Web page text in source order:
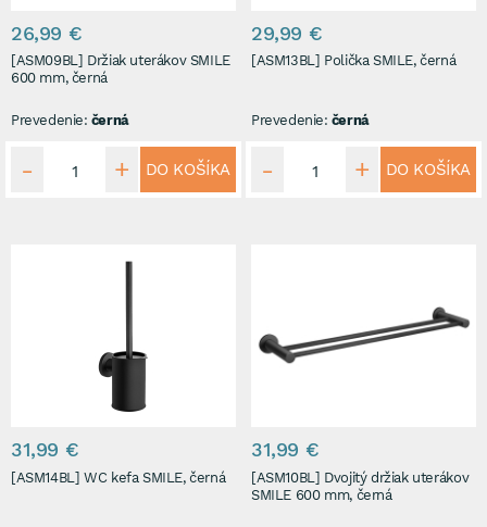
26,99 €
[ASM09BL] Držiak uterákov SMILE
600 mm, černá
Prevedenie: černá
DO KOŠÍKA
29,99 €
[ASM13BL] Polička SMILE, černá
Prevedenie: černá
DO KOŠÍKA
31,99 €
[ASM14BL] WC kefa SMILE, černá
31,99 €
[ASM10BL] Dvojitý držiak uterákov
SMILE 600 mm, černá